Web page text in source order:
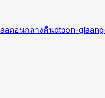
ตอนกลางคืนdtɔɔn-